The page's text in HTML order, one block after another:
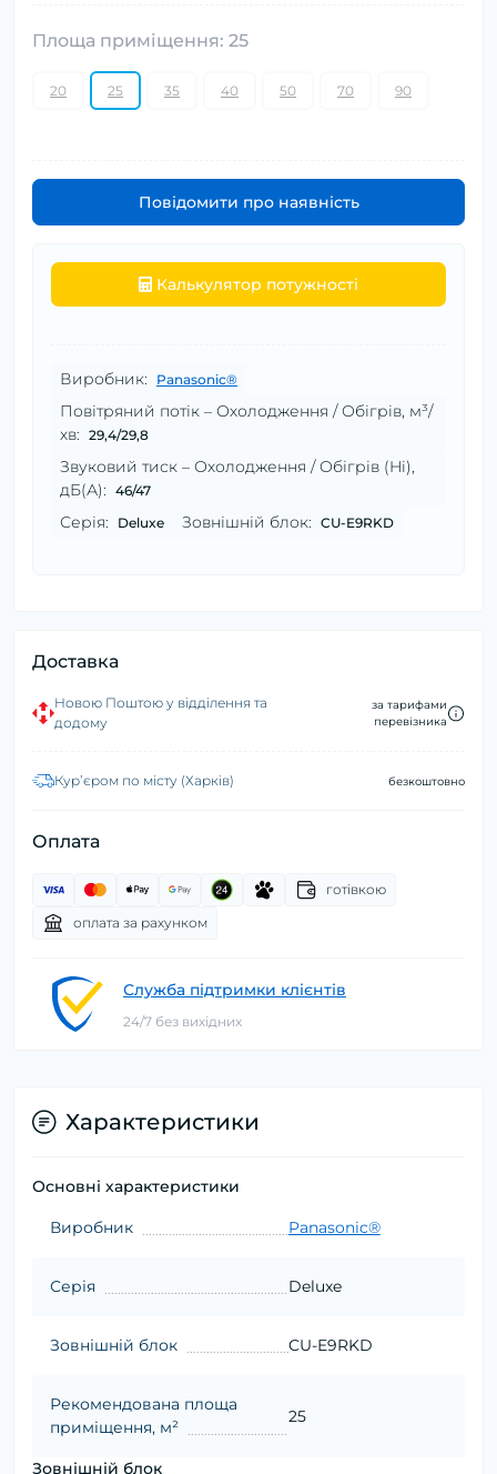
Площа приміщення: 25
20 25 35 40 50 70 90
Повідомити про наявність
Калькулятор потужності
Виробник: Panasonic®
Повітряний потік – Охолодження / Обігрів, м³/
хв: 29,4/29,8
Звуковий тиск – Охолодження / Обігрів (Hi),
дБ(А): 46/47
Серія: Deluxe Зовнішній блок: CU-E9RKD
Доставка
Новою Поштою у відділення та
додому
за тарифами
перевізника
Курʼєром по місту (Харків) безкоштовно
Оплата
готівкою
оплата за рахунком
Служба підтримки клієнтів
24/7 без вихідних
Характеристики
Основні характеристики
Виробник Panasonic®
Серія Deluxe
Зовнішній блок CU-E9RKD
Рекомендована площа
приміщення, м²
25
Зовнішній блок